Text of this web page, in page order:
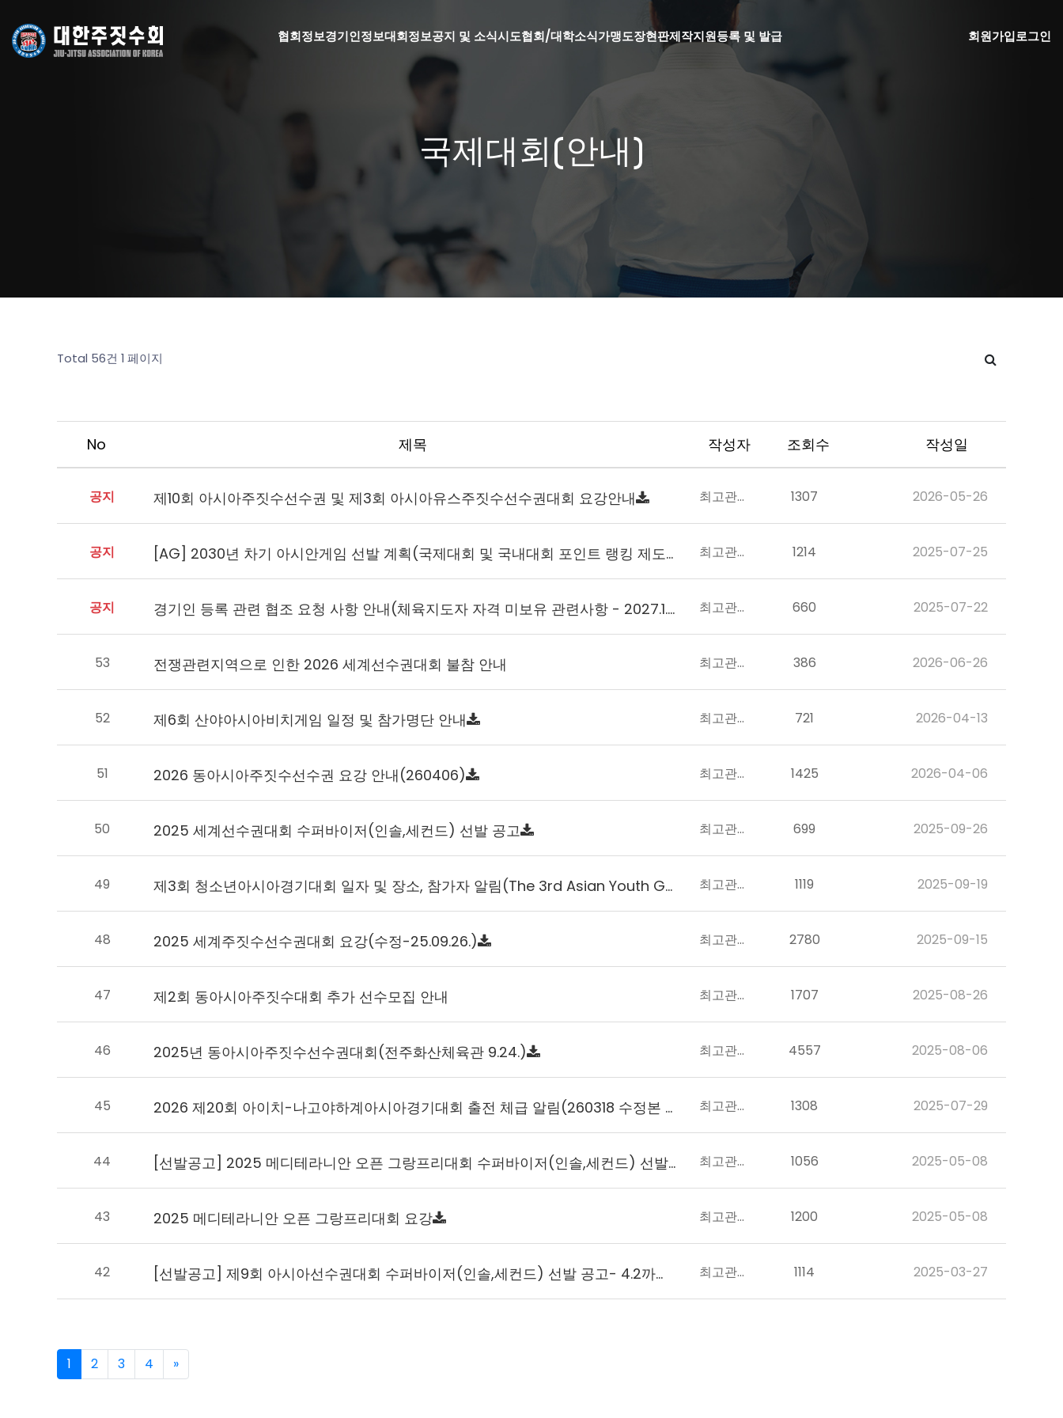
협회정보경기인정보대회정보공지 및 소식시도협회/대학소식가맹도장현판제작지원등록 및 발급 회원가입로그인
국제대회(안내)
Total 56건 1 페이지
No 제목 작성자 조회수 작성일
공지 제10회 아시아주짓수선수권 및 제3회 아시아유스주짓수선수권대회 요강안내 최고관리자 1307 2026-05-26
공지 [AG] 2030년 차기 아시안게임 선발 계획(국제대회 및 국내대회 포인트 랭킹 제도) 최고관리자 1214 2025-07-25
공지 경기인 등록 관련 협조 요청 사항 안내(체육지도자 자격 미보유 관련사항 - 2027.1.1.부터 적용) 최고관리자 660 2025-07-22
53 전쟁관련지역으로 인한 2026 세계선수권대회 불참 안내 최고관리자 386 2026-06-26
52 제6회 산야아시아비치게임 일정 및 참가명단 안내 최고관리자 721 2026-04-13
51 2026 동아시아주짓수선수권 요강 안내(260406) 최고관리자 1425 2026-04-06
50 2025 세계선수권대회 수퍼바이저(인솔,세컨드) 선발 공고 최고관리자 699 2025-09-26
49 제3회 청소년아시아경기대회 일자 및 장소, 참가자 알림(The 3rd Asian Youth Games Bah… 최고관리자 1119 2025-09-19
48 2025 세계주짓수선수권대회 요강(수정-25.09.26.) 최고관리자 2780 2025-09-15
47 제2회 동아시아주짓수대회 추가 선수모집 안내 최고관리자 1707 2025-08-26
46 2025년 동아시아주짓수선수권대회(전주화산체육관 9.24.) 최고관리자 4557 2025-08-06
45 2026 제20회 아이치-나고야하계아시아경기대회 출전 체급 알림(260318 수정본 - 체급추가) 최고관리자 1308 2025-07-29
44 [선발공고] 2025 메디테라니안 오픈 그랑프리대회 수퍼바이저(인솔,세컨드) 선발 공고- 5.13까지 접수마… 최고관리자 1056 2025-05-08
43 2025 메디테라니안 오픈 그랑프리대회 요강 최고관리자 1200 2025-05-08
42 [선발공고] 제9회 아시아선수권대회 수퍼바이저(인솔,세컨드) 선발 공고- 4.2까지 접수마감 최고관리자 1114 2025-03-27
1 2 3 4 »